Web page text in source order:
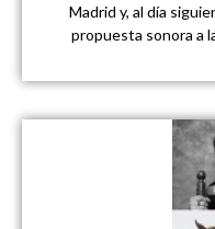
Madrid y, al día
propuesta sonora a